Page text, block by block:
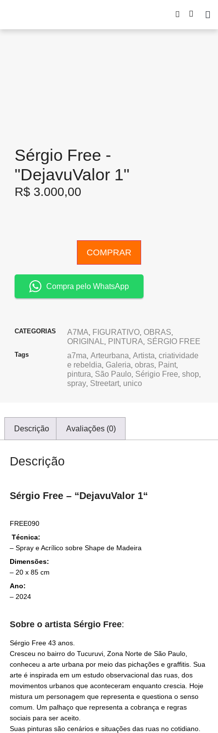
Sérgio Free -
"DejavuValor 1"
R$ 3.000,00
COMPRAR
Compra pelo WhatsApp
CATEGORIAS A7MA, FIGURATIVO, OBRAS,
ORIGINAL, PINTURA, SÉRGIO FREE
Tags a7ma, Arteurbana, Artista, criatividade
e rebeldia, Galeria, obras, Paint,
pintura, São Paulo, Sérigio Free, shop,
spray, Streetart, unico
Descrição Avaliações (0)
Descrição
Sérgio Free – “DejavuValor 1“
FREE090
Técnica:
– Spray e Acrílico sobre Shape de Madeira
Dimensões:
– 20 x 85 cm
Ano:
– 2024
Sobre o artista Sérgio Free:
Sérgio Free 43 anos.
Cresceu no bairro do Tucuruvi, Zona Norte de São Paulo,
conheceu a arte urbana por meio das pichações e graffitis. Sua
arte é inspirada em um estudo observacional das ruas, dos
movimentos urbanos que aconteceram enquanto crescia. Hoje
mistura um personagem que representa e questiona o senso
comum. Um palhaço que representa a cobrança e regras
sociais para ser aceito.
Suas pinturas são cenários e situações das ruas no cotidiano.